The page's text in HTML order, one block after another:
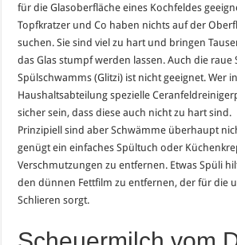
für die Glasoberfläche eines Kochfeldes
Topfkratzer und Co haben nichts auf der
suchen. Sie sind viel zu hart und bringen
das Glas stumpf werden lassen. Auch die raue
Spülschwamms (Glitzi) ist nicht geeignet. Wer
Haushaltsabteilung spezielle
sicher sein, dass diese auch nicht zu hart sind.
Prinzipiell sind aber Schwämme überhaupt
genügt ein einfaches Spültuch oder
Verschmutzungen zu entfernen. Etwas Spüli
den dünnen Fettfilm zu entfernen, der für die
Schlieren sorgt.